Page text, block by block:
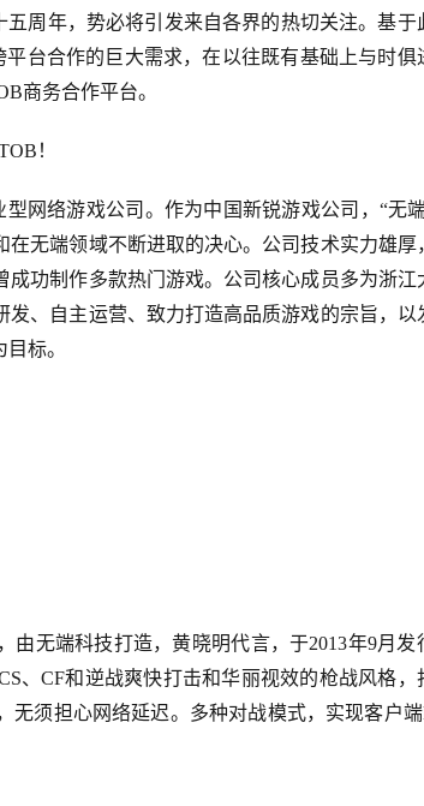
周年，势必将引发来自各界的热切关注。基于
台合作的巨大需求，在以往既有基础上与时俱
商务合作平台。
！
网络游戏公司。作为中国新锐游戏公司，“无
无端领域不断进取的决心。公司技术实力雄厚
功制作多款热门游戏。公司核心成员多为浙江
、自主运营、致力打造高品质游戏的宗旨，以
标。
由无端科技打造，黄晓明代言，于2013年9月发
、CF和逆战爽快打击和华丽视效的枪战风格，
须担心网络延迟。多种对战模式，实现客户端